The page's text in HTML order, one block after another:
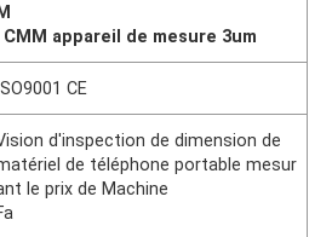
CMM appareil de mesure 3um
CE
d'inspection de dimension de
de téléphone portable mesur
le prix de Machine